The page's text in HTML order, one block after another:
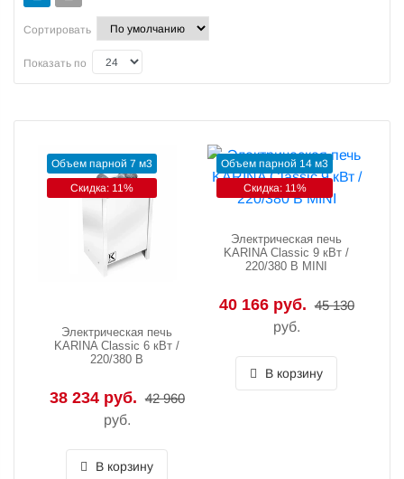
Сортировать
Показать по
Объем парной 7 м3
Скидка: 11%
Электрическая печь
KARINA Classic 6 кВт /
220/380 В
38 234 руб. 42 960
руб.
В корзину
Объем парной 14 м3
Скидка: 11%
Электрическая печь
KARINA Classic 9 кВт /
220/380 В MINI
40 166 руб. 45 130
руб.
В корзину